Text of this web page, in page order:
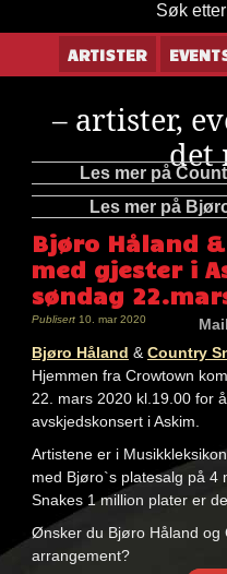
Søk
ARTISTER
– artister,
det
Les mer på
Les mer på
Bjøro Håland
med gjester i
søndag
Publisert10. mar 2020
Bjøro Håland &Country
Hjemmen fra Crowtown
22. mars 2020 kl.19.00 for
avskjedskonsert i Askim.
Artistene er i
med Bjøro`s platesalg på 4
Snakes 1 million plater er
Ønsker du Bjøro Håland og
arrangement?